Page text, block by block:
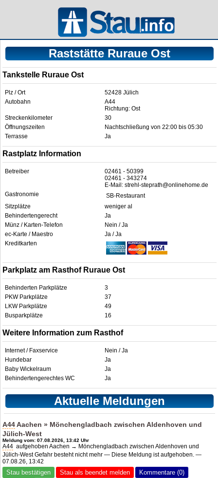
Raststätte Ruraue Ost
Tankstelle Ruraue Ost
Plz / Ort
52428 Jülich
Autobahn
A44
Richtung: Ost
Streckenkilometer
30
Öffnungszeiten
Nachtschließung von 22:00 bis 05:30
Terrasse
Ja
Rastplatz Information
Betreiber
02461 - 50399
02461 - 343274
E-Mail: strehl-steprath@onlinehome.de
Gastronomie
SB-Restaurant
Sitzplätze
weniger al
Behindertengerecht
Ja
Münz / Karten-Telefon
Nein / Ja
ec-Karte / Maestro
Ja / Ja
Kreditkarten
Parkplatz am Rasthof Ruraue Ost
Behinderten Parkplätze
3
PKW Parkplätze
37
LKW Parkplätze
49
Busparkplätze
16
Weitere Information zum Rasthof
Internet / Faxservice
Nein / Ja
Hundebar
Ja
Baby Wickelraum
Ja
Behindertengerechtes WC
Ja
Aktuelle Meldungen
A44Aachen » Mönchengladbach zwischen Aldenhoven und
Jülich-West
Meldung vom: 07.08.2026, 13:42 Uhr
A44 aufgehoben Aachen → Mönchengladbach zwischen Aldenhoven und
Jülich-West Gefahr besteht nicht mehr — Diese Meldung ist aufgehoben. —
07.08.26, 13:42
Stau bestätigen Stau als beendet melden Kommentare (0)